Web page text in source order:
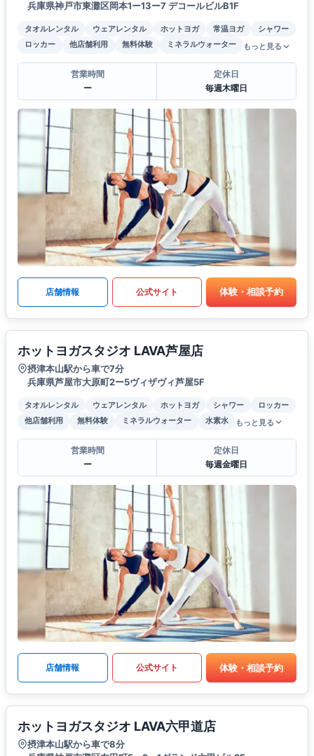
兵庫県神戸市東灘区岡本1ー13ー7 デコールビルB1F
タオルレンタル ウェアレンタル ホットヨガ 常温ヨガ
シャワー
ロッカー
他店舗利用 無料体験 ミネラルウォーター もっと見る
営業時間
ー
定休日
毎週木曜日
店舗情報 公式サイト 体験・相談予約
ホットヨガスタジオ LAVA芦屋店
摂津本山駅から車で7分
兵庫県芦屋市大原町2ー5ヴィザヴィ芦屋5F
タオルレンタル ウェアレンタル ホットヨガ シャワー
ロッカー
他店舗利用
無料体験 ミネラルウォーター 水素水 もっと見る
営業時間
ー
定休日
毎週金曜日
店舗情報 公式サイト 体験・相談予約
ホットヨガスタジオ LAVA六甲道店
摂津本山駅から車で8分